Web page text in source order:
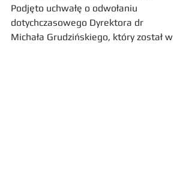
Podjęto uchwałę o odwołaniu
dotychczasowego Dyrektora dr
Michała Grudzińskiego, który został w